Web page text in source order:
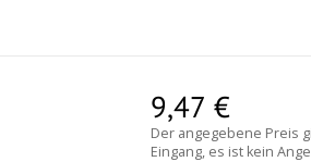
9,47 €
Der angegebene Preis
Eingang, es ist kein